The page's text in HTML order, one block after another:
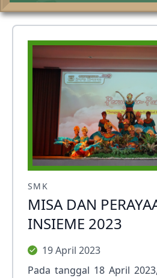
SMK
MISA DAN
INSIEME 2023
19 April 2023
Pada tanggal 18 April